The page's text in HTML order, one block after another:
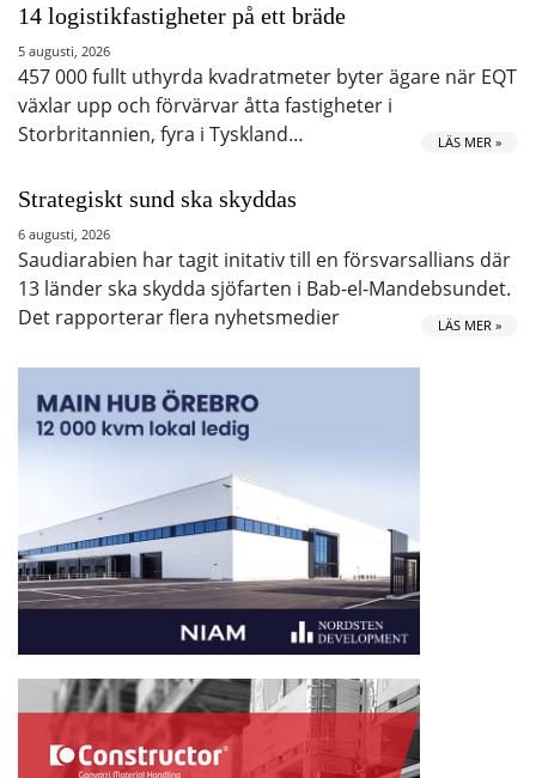
14 logistikfastigheter på ett bräde
5 augusti, 2026
457 000 fullt uthyrda kvadratmeter byter ägare när EQT
växlar upp och förvärvar åtta fastigheter i
Storbritannien, fyra i Tyskland…
LÄS MER »
Strategiskt sund ska skyddas
6 augusti, 2026
Saudiarabien har tagit initativ till en försvarsallians där
13 länder ska skydda sjöfarten i Bab-el-Mandebsundet.
Det rapporterar flera nyhetsmedier
LÄS MER »